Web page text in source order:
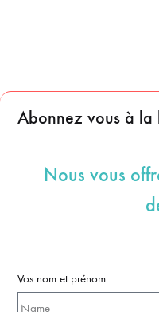
Abonnez vous à la
Nous vous
Vos nom et prénom